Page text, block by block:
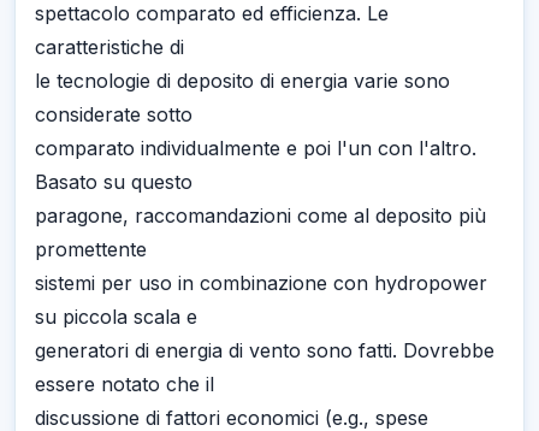
spettacolo comparato ed efficienza. Le
caratteristiche di
le tecnologie di deposito di energia varie sono
considerate sotto
comparato individualmente e poi l'un con l'altro.
Basato su questo
paragone, raccomandazioni come al deposito più
promettente
sistemi per uso in combinazione con hydropower
su piccola scala e
generatori di energia di vento sono fatti. Dovrebbe
essere notato che il
discussione di fattori economici (e.g., spese